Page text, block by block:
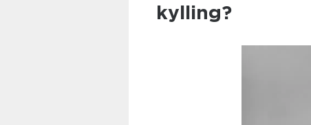
kylling?